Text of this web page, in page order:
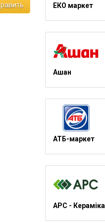
ЕКО маркет
Ашан
АТБ-маркет
АРС - Кераміка